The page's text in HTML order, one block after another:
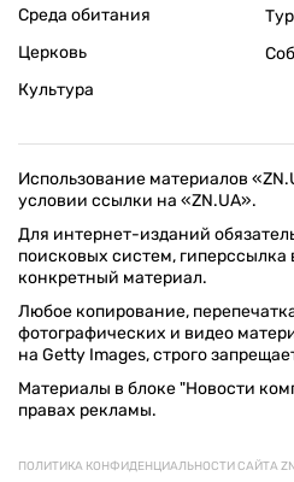
Среда обитания
Церковь
Культура
Использование материалов
условии ссылки на «ZN.UA».
Для интернет-изданий
поисковых систем, гиперссылка
конкретный материал.
Любое копирование,
фотографических и видео
на Getty Images, строго
Материалы в блоке "Новости
правах рекламы.
ПОЛИТИКА КОНФИДЕНЦИАЛЬНОСТИ САЙТА